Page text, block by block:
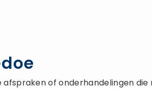
of onderhandelingen die